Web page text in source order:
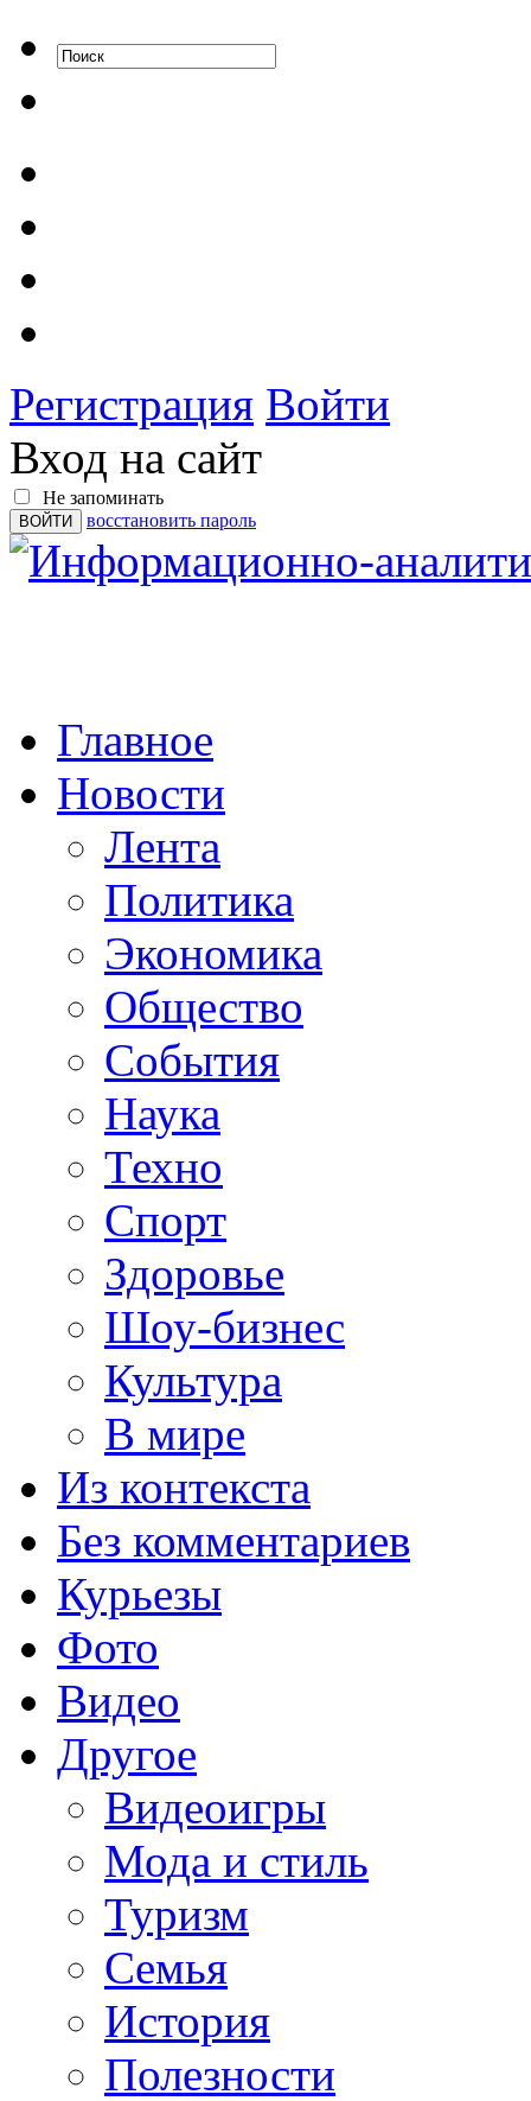
Регистрация Войти
Вход на сайт
Не запоминать
восстановить пароль
Главное
Новости
Лента
Политика
Экономика
Общество
События
Наука
Техно
Спорт
Здоровье
Шоу-бизнес
Культура
В мире
Из контекста
Без комментариев
Курьезы
Фото
Видео
Другое
Видеоигры
Мода и стиль
Туризм
Семья
История
Полезности